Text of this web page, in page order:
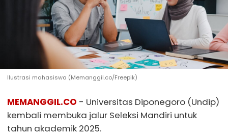
Ilustrasi mahasiswa (Memanggil.co/Freepik)
MEMANGGIL.CO - Universitas Diponegoro (Undip)
kembali membuka jalur Seleksi Mandiri untuk
tahun akademik 2025.